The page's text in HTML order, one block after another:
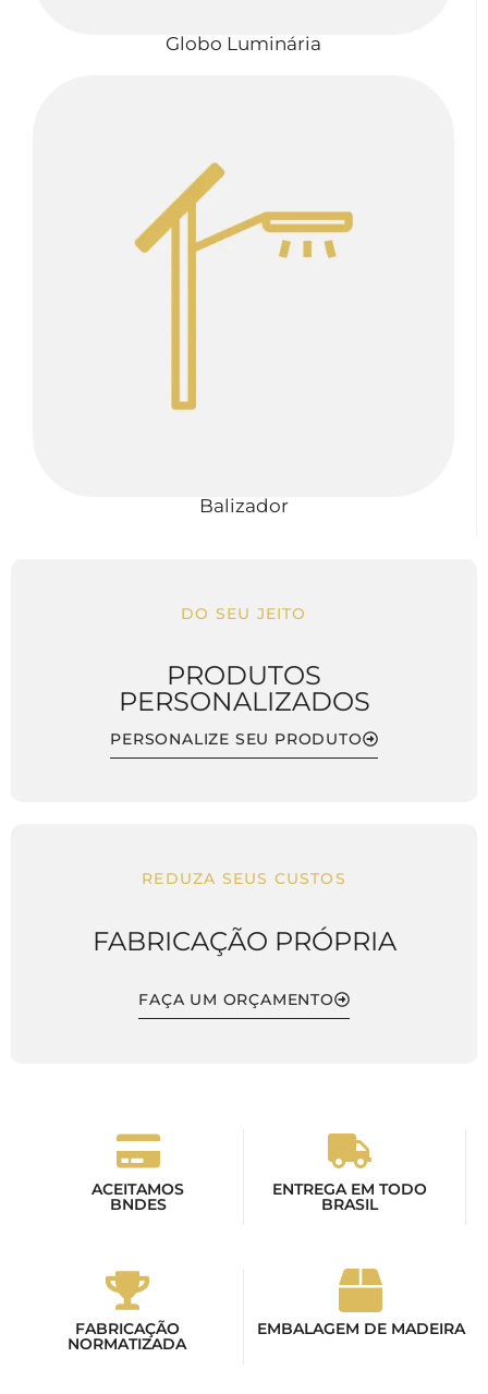
Globo Luminária
Balizador
DO SEU JEITO
PRODUTOS
PERSONALIZADOS
PERSONALIZE SEU PRODUTO
REDUZA SEUS CUSTOS
FABRICAÇÃO PRÓPRIA
FAÇA UM ORÇAMENTO
ACEITAMOS
BNDES
ENTREGA EM TODO
BRASIL
FABRICAÇÃO
NORMATIZADA
EMBALAGEM DE MADEIRA